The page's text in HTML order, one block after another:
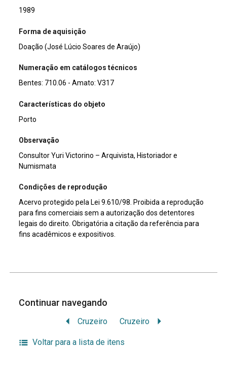
1989
Forma de aquisição
Doação (José Lúcio Soares de Araújo)
Numeração em catálogos técnicos
Bentes: 710.06 - Amato: V317
Características do objeto
Porto
Observação
Consultor Yuri Victorino – Arquivista, Historiador e
Numismata
Condições de reprodução
Acervo protegido pela Lei 9.610/98. Proibida a reprodução
para fins comerciais sem a autorização dos detentores
legais do direito. Obrigatória a citação da referência para
fins acadêmicos e expositivos.
Continuar navegando
Cruzeiro Cruzeiro
Voltar para a lista de itens